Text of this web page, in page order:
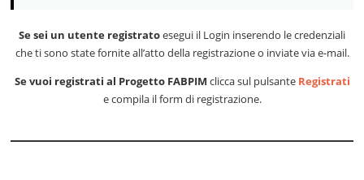
Se sei un utente registratoesegui il Login inserendo le credenziali
che ti sono state fornite all’atto della registrazione o inviate via e-mail.
Se vuoi registrati al Progetto FABPIM clicca sul pulsante Registrati
e compila il form di registrazione.